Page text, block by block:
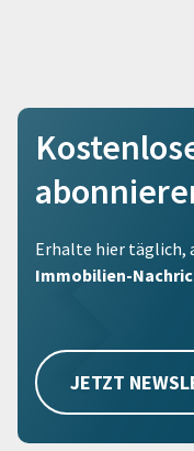
Erhalte hier täglich,
Immobilien-
JETZT